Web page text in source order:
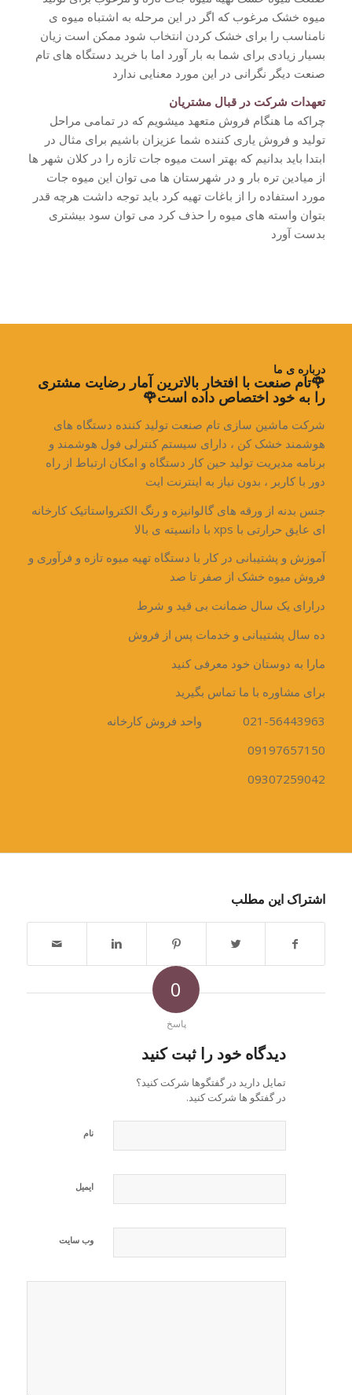
میوه خشک مرغوب که اگر در این مرحله به اشتباه میوه ی
نامناسب را برای خشک کردن انتخاب شود ممکن است زیان
بسیار زیادی برای شما به بار آورد اما با خرید دستگاه های تام
صنعت دیگر نگرانی در این مورد معنایی ندارد
تعهدات شرکت در قبال مشتریان
چراکه ما هنگام فروش متعهد میشویم که در تمامی مراحل
تولید و فروش یاری کننده شما عزیزان باشیم برای مثال در
ابتدا باید بدانیم که بهتر است میوه جات تازه را در کلان شهر ها
از میادین تره بار و در شهرستان ها می توان این میوه جات
مورد استفاده را از باغات تهیه کرد باید توجه داشت هرچه قدر
بتوان واسته های میوه را حذف کرد می توان سود بیشتری
بدست آورد
درباره ی ما
🌹تام صنعت با افتخار بالاترین آمار رضایت مشتری
را به خود اختصاص داده است🌹
شرکت ماشین سازی تام صنعت تولید کننده دستگاه های
هوشمند خشک کن ، دارای سیستم کنترلی فول هوشمند و
برنامه مدیریت تولید حین کار دستگاه و امکان ارتباط از راه
دور با کاربر ، بدون نیاز به اینترنت ایت
جنس بدنه از ورقه های گالوانیزه و رنگ الکترواستاتیک کارخانه
ای عایق حرارتی با xps با دانسیته ی بالا
آموزش و پشتیبانی در کار با دستگاه تهیه میوه تازه و فرآوری و
فروش میوه خشک از صفر تا صد
درارای یک سال ضمانت بی قید و شرط
ده سال پشتیبانی و خدمات پس از فروش
مارا به دوستان خود معرفی کنید
برای مشاوره با ما تماس بگیرید
021-56443963 واحد فروش کارخانه
09197657150
09307259042
اشتراک این مطلب
0
پاسخ
دیدگاه خود را ثبت کنید
تمایل دارید در گفتگوها شرکت کنید؟
در گفتگو ها شرکت کنید.
نام
ایمیل
وب‌ سایت